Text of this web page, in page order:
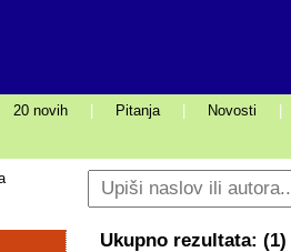
20 novih Pitanja Novosti
Ukupno rezultata: (1)